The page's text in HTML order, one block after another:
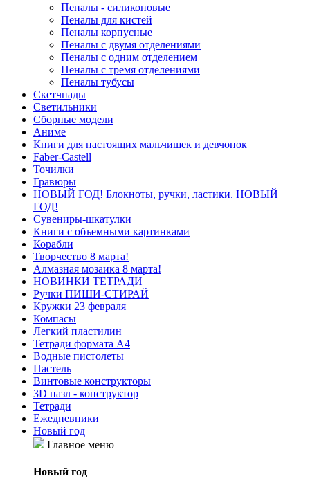
Пеналы - силиконовые
Пеналы для кистей
Пеналы корпусные
Пеналы с двумя отделениями
Пеналы с одним отделением
Пеналы с тремя отделениями
Пеналы тубусы
Скетчпады
Светильники
Сборные модели
Аниме
Книги для настоящих мальчишек и девчонок
Faber-Castell
Точилки
Гравюры
НОВЫЙ ГОД! Блокноты, ручки, ластики. НОВЫЙ
ГОД!
Сувениры-шкатулки
Книги с объемными картинками
Корабли
Творчество 8 марта!
Алмазная мозаика 8 марта!
НОВИНКИ ТЕТРАДИ
Ручки ПИШИ-СТИРАЙ
Кружки 23 февраля
Компасы
Легкий пластилин
Тетради формата А4
Водные пистолеты
Пастель
Винтовые конструкторы
3D пазл - конструктор
Тетради
Ежедневники
Новый год
Главное меню
Новый год